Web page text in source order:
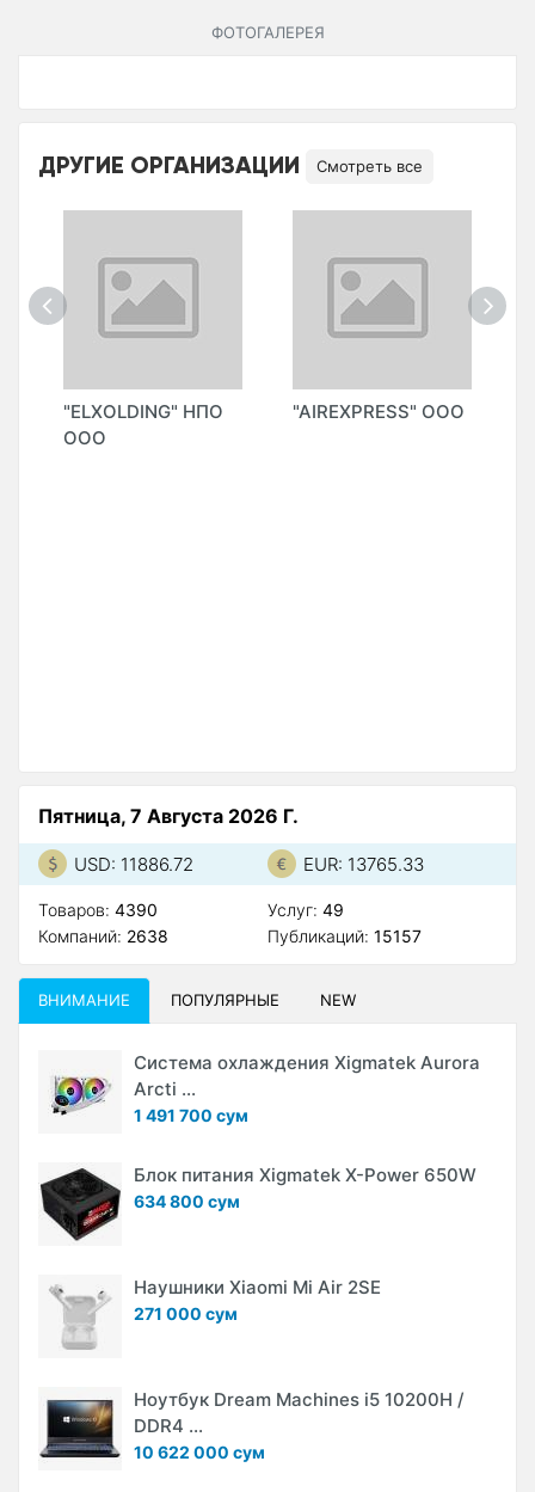
ФОТОГАЛЕРЕЯ
ДРУГИЕ ОРГАНИЗАЦИИ Смотреть все
"ELXOLDING" НПО
ООО
"AIREXPRESS" ООО
Пятница, 7 Августа 2026 Г.
USD: 11886.72 EUR: 13765.33
Товаров: 4390
Компаний: 2638
Услуг: 49
Публикаций: 15157
ВНИМАНИЕ ПОПУЛЯРНЫЕ NEW
Система охлаждения Xigmatek Aurora
Arcti ...
1 491 700 сум
Блок питания Xigmatek X-Power 650W
634 800 сум
Наушники Xiaomi Mi Air 2SE
271 000 сум
Ноутбук Dream Machines i5 10200H /
DDR4 ...
10 622 000 сум